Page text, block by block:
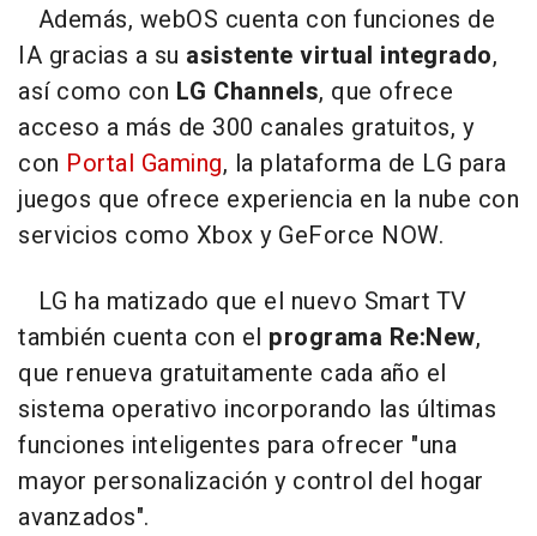
Además, webOS cuenta con funciones de
IA gracias a su asistente virtual integrado,
así como con LG Channels, que ofrece
acceso a más de 300 canales gratuitos, y
con Portal Gaming, la plataforma de LG para
juegos que ofrece experiencia en la nube con
servicios como Xbox y GeForce NOW.
LG ha matizado que el nuevo Smart TV
también cuenta con el programa Re:New,
que renueva gratuitamente cada año el
sistema operativo incorporando las últimas
funciones inteligentes para ofrecer "una
mayor personalización y control del hogar
avanzados".